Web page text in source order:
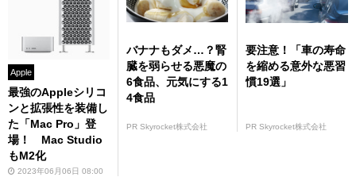
Apple
最強のAppleシリコ
ンと拡張性を装備し
た「Mac Pro」登
場！ Mac Studio
もM2化
2023年06月06日 08:00
バナナもダメ…？腎
臓を弱らせる悪魔の
6食品、元気にする1
4食品
PR Skyrocket株式会社
要注意！「車の寿命
を縮める意外な悪習
慣19選」
PR Skyrocket株式会社